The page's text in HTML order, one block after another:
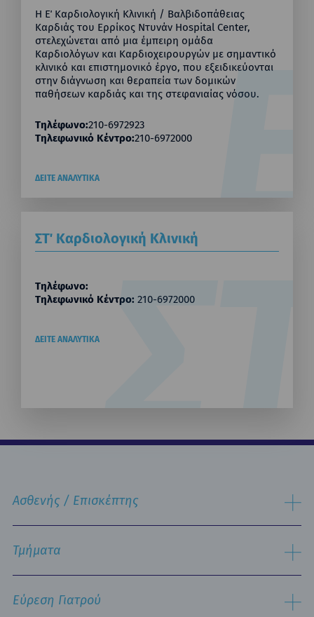
Η Ε΄ Καρδιολογική Κλινική / Βαλβιδοπάθειας
Καρδιάς του Ερρίκος Ντυνάν Hospital Center,
στελεχώνεται από μια έμπειρη ομάδα
Καρδιολόγων και Καρδιοχειρουργών με σημαντικό
κλινικό και επιστημονικό έργο, που εξειδικεύονται
στην διάγνωση και θεραπεία των δομικών
παθήσεων καρδιάς και της στεφανιαίας νόσου.
Τηλέφωνο:210-6972923
Τηλεφωνικό Κέντρο:210-6972000
ΔΕΙΤΕ ΑΝΑΛΥΤΙΚΑ
ΣΤ΄ Καρδιολογική Κλινική
Τηλέφωνο:
Τηλεφωνικό Κέντρο: 210-6972000
ΔΕΙΤΕ ΑΝΑΛΥΤΙΚΑ
Ασθενής / Επισκέπτης
Διαδικασία Εισαγωγής
Διαδικασία Eξιτηρίου
Δωμάτια & Διατροφή
Υπηρεσίες
Τμήμα Εξυπηρέτησης Ασθενών
Τμήματα
Εργαστηριακός Τομέας
Χειρουργικός Τομέας
Παθολογικός Τομέας
Εύρεση Γιατρού